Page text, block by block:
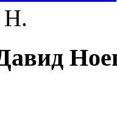
Н.